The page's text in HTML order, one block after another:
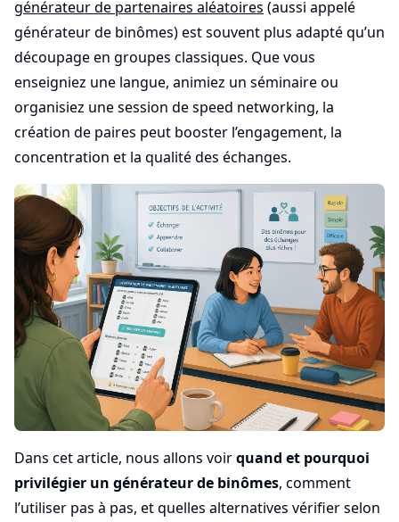
générateur de partenaires aléatoires (aussi appelé
générateur de binômes) est souvent plus adapté qu’un
découpage en groupes classiques. Que vous
enseigniez une langue, animiez un séminaire ou
organisiez une session de speed networking, la
création de paires peut booster l’engagement, la
concentration et la qualité des échanges.
Dans cet article, nous allons voirquand et pourquoi
privilégier un générateur de binômes, comment
l’utiliser pas à pas, et quelles alternatives vérifier selon